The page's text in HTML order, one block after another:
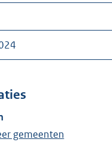
gemeenten